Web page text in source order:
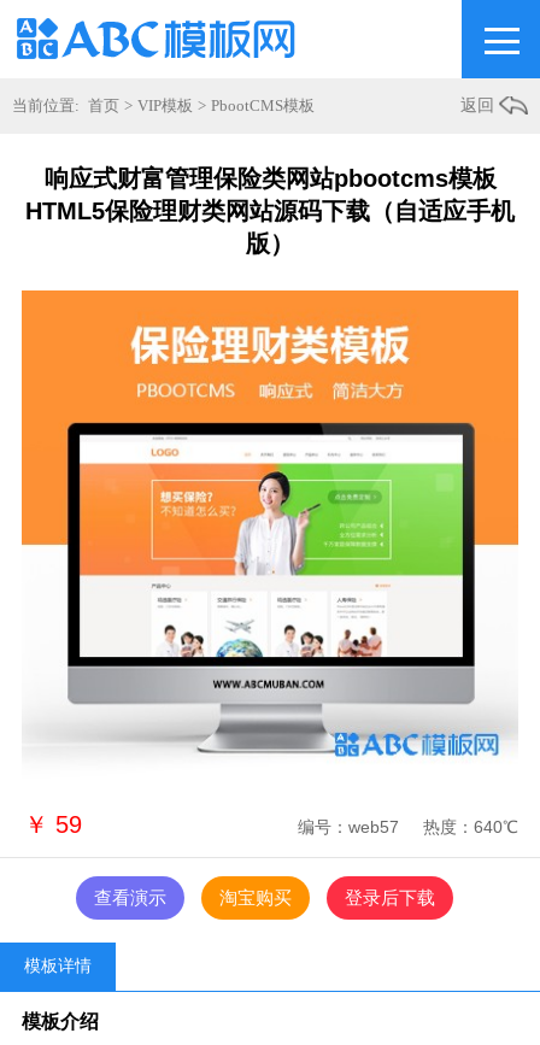
当前位置: 首页 > VIP模板 > PbootCMS模板 返回
响应式财富管理保险类网站pbootcms模板
HTML5保险理财类网站源码下载（自适应手机
版）
￥ 59 热度：640℃
编号：web57
查看演示 淘宝购买 登录后下载
模板详情
模板介绍